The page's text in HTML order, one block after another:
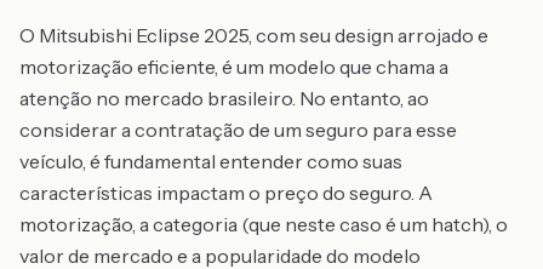
O Mitsubishi Eclipse 2025, com seu design arrojado e
motorização eficiente, é um modelo que chama a
atenção no mercado brasileiro. No entanto, ao
considerar a contratação de um seguro para esse
veículo, é fundamental entender como suas
características impactam o preço do seguro. A
motorização, a categoria (que neste caso é um hatch), o
valor de mercado e a popularidade do modelo